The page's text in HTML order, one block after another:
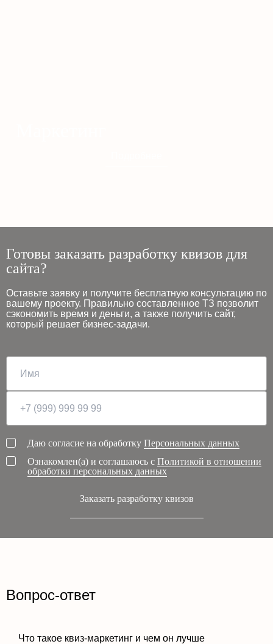
Готовы заказать разработку квизов для
сайта?
Оставьте заявку и получите бесплатную консультацию по
вашему проекту. Правильно составленное ТЗ позволит
сэкономить время и деньги, а также получить сайт,
который решает бизнес-задачи.
Даю согласие на обработку Персональных данных
Ознакомлен(а) и соглашаюсь с Политикой в отношении
обработки персональных данных
Заказать разработку квизов
Вопрос-ответ
Что такое квиз-маркетинг и чем он лучше